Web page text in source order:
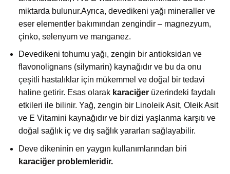
miktarda bulunur.Ayrıca, devedikeni yağı mineraller ve
eser elementler bakımından zengindir – magnezyum,
çinko, selenyum ve manganez.
Devedikeni tohumu yağı, zengin bir antioksidan ve
flavonolignans (silymarin) kaynağıdır ve bu da onu
çeşitli hastalıklar için mükemmel ve doğal bir tedavi
haline getirir. Esas olarak karaciğerüzerindeki faydalı
etkileri ile bilinir. Yağ, zengin bir Linoleik Asit, Oleik Asit
ve E Vitamini kaynağıdır ve bir dizi yaşlanma karşıtı ve
doğal sağlık iç ve dış sağlık yararları sağlayabilir.
Deve dikeninin en yaygın kullanımlarından biri
karaciğer problemleridir.